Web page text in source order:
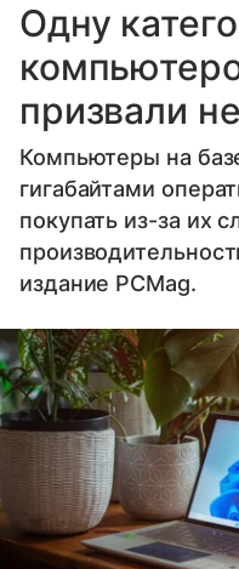
Одну
призвали
Компьютеры на
гигабайтами
покупать из-за их
издание PCMag.